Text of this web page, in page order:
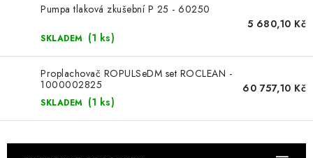
🎁 ODMĚNY ZA BODY
🏆 WESPO BONUS
KONTAKT
TOPENÁŘSKÁ AKADEMIE
Pumpa tlaková zkušební P 25 - 60250
SKLADEM (1 ks)
5 680,10 Kč
Proplachovač ROPULSeDM set ROCLEAN -
1000002825
SKLADEM (1 ks)
60 757,10 Kč